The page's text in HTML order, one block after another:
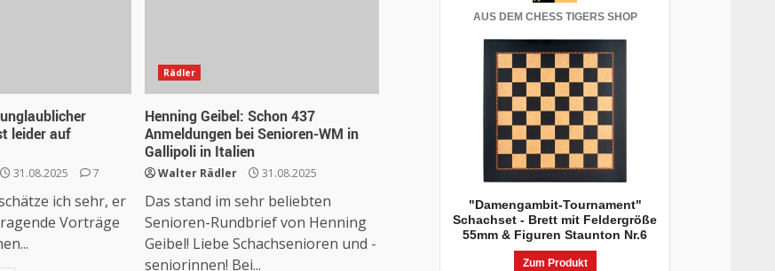
leider auf
31.08.2025 7
ich sehr, er
Vorträge
Rädler
Henning Geibel: Schon 437
Anmeldungen bei Senioren-WM in
Gallipoli in Italien
Walter Rädler 31.08.2025
Das stand im sehr beliebten
Senioren-Rundbrief von Henning
Geibel! Liebe Schachsenioren und -
seniorinnen! Bei...
AUS DEM CHESS TIGERS SHOP
"Damengambit-Tournament"
Schachset - Brett mit Feldergröße
55mm & Figuren Staunton Nr.6
Zum Produkt